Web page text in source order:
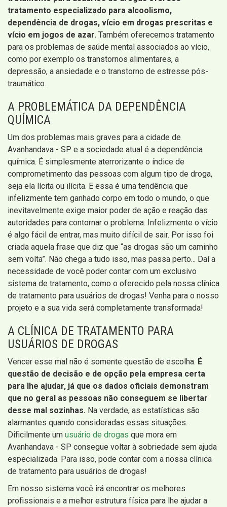
tratamento especializado para alcoolismo,
dependência de drogas, vício em drogas prescritas e
vício em jogos de azar. Também oferecemos tratamento
para os problemas de saúde mental associados ao vício,
como por exemplo os transtornos alimentares, a
depressão, a ansiedade e o transtorno de estresse pós-
traumático.
A PROBLEMÁTICA DA DEPENDÊNCIA
QUÍMICA
Um dos problemas mais graves para a cidade de
Avanhandava - SP e a sociedade atual é a dependência
química. É simplesmente aterrorizante o índice de
comprometimento das pessoas com algum tipo de droga,
seja ela lícita ou ilícita. E essa é uma tendência que
infelizmente tem ganhado corpo em todo o mundo, o que
inevitavelmente exige maior poder de ação e reação das
autoridades para contornar o problema. Infelizmente o vício
é algo fácil de entrar, mas muito difícil de sair. Por isso foi
criada aquela frase que diz que “as drogas são um caminho
sem volta”. Não chega a tudo isso, mas passa perto... Daí a
necessidade de você poder contar com um exclusivo
sistema de tratamento, como o oferecido pela nossa clínica
de tratamento para usuários de drogas! Venha para o nosso
projeto e a sua vida será completamente transformada!
A CLÍNICA DE TRATAMENTO PARA
USUÁRIOS DE DROGAS
Vencer esse mal não é somente questão de escolha. É
questão de decisão e de opção pela empresa certa
para lhe ajudar, já que os dados oficiais demonstram
que no geral as pessoas não conseguem se libertar
desse mal sozinhas. Na verdade, as estatísticas são
alarmantes quando consideradas essas situações.
Dificilmente um usuário de drogas que mora em
Avanhandava - SP consegue voltar à sobriedade sem ajuda
especializada. Para isso, pode contar com a nossa clínica
de tratamento para usuários de drogas!
Em nosso sistema você irá encontrar os melhores
profissionais e a melhor estrutura física para lhe ajudar a